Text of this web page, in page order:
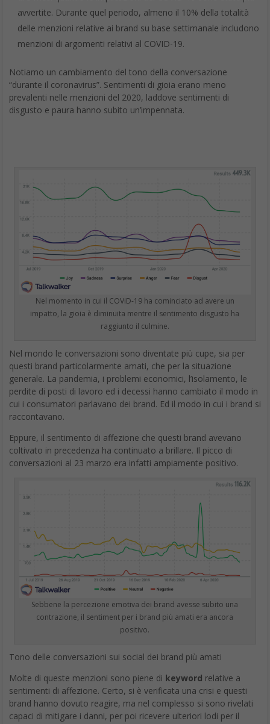
delle menzioni relative ai brand su base settimanale includono
menzioni di argomenti relativi al COVID-19.
Notiamo un cambiamento del tono della conversazione
“durante il coronavirus”. Sentimenti di gioia erano meno
prevalenti nelle menzioni del 2020, laddove sentimenti di
disgusto e paura hanno subito un’impennata.
Nel momento in cui il COViD-19 ha cominciato ad avere un
impatto, la gioia è diminuita mentre il sentimento disgusto ha
questi brand particolarmente amati, che per la situazione
generale. La pandemia, i problemi economici, l’isolamento, le
perdite di posti di lavoro ed i decessi hanno cambiato il modo in
cui i consumatori parlavano dei brand. Ed il modo in cui i brand si
raccontavano.
Eppure, il sentimento di affezione che questi brand avevano
coltivato in precedenza ha continuato a brillare. Il picco di
conversazioni al 23 marzo era infatti ampiamente positivo.
Sebbene la percezione emotiva dei brand avesse subito una
Tono delle conversazioni sui social dei brand più amati
Molte di queste menzioni sono piene dikeywordrelative a
sentimenti di affezione. Certo, si è verificata una crisi e questi
brand hanno dovuto reagire, ma nel complesso si sono rivelati
capaci di mitigare i danni, per poi ricevere ulteriori lodi per il
modo in cui hanno gestito la situazione.